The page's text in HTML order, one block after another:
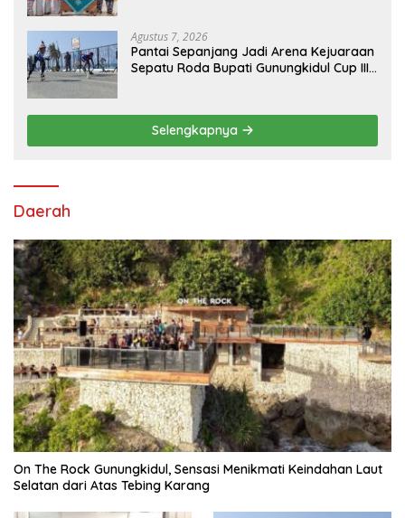
Agustus 7, 2026
Pantai Sepanjang Jadi Arena Kejuaraan
Sepatu Roda Bupati Gunungkidul Cup III
Selengkapnya
Daerah
On The Rock Gunungkidul, Sensasi Menikmati Keindahan Laut
Selatan dari Atas Tebing Karang